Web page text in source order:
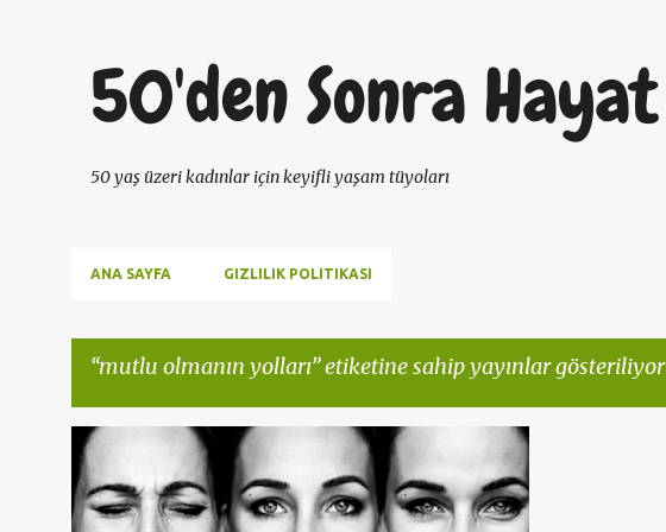
50'den Sonra Hayat
50 yaş üzeri kadınlar için keyifli yaşam tüyoları
ANA SAYFA GIZLILIK POLITIKASI
mutlu olmanın yolları etiketine sahip yayınlar gösteriliyor
K
a
50DENSONRAHAYAT ANTIAGING